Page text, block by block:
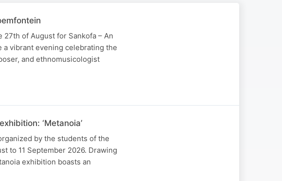
of August for Sankofa – An
a vibrant evening celebrating the
and ethnomusicologist
‘Metanoia’
by the students of the
to 11 September 2026. Drawing
exhibition boasts an